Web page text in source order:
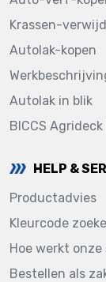
Krassen-
Autolak-kopen
Autolak in blik
BICCS
HELP &
Productadvies
Kleurcode
Hoe werkt onze
Bestellen als